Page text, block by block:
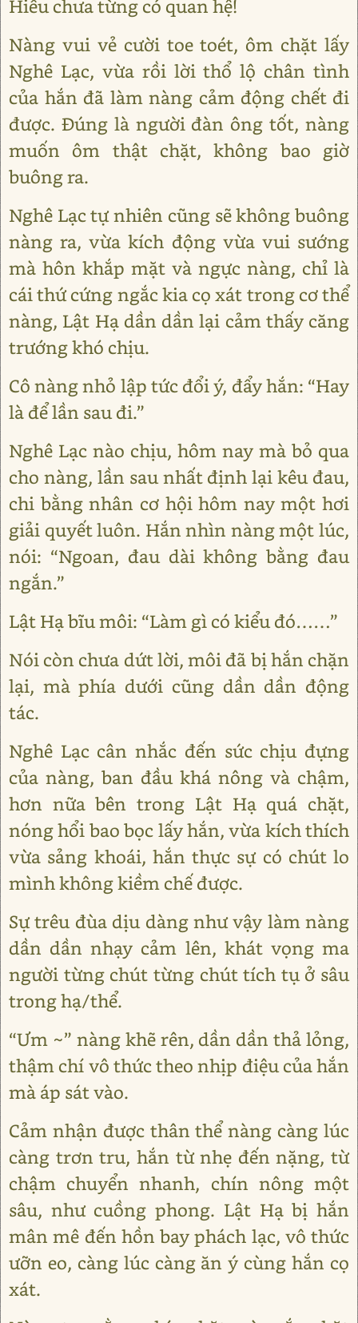
Hiểu chưa từng có quan hệ!
Nàng vui vẻ cười toe toét, ôm chặt lấy
Nghê Lạc, vừa rồi lời thổ lộ chân tình
của hắn đã làm nàng cảm động chết đi
được. Đúng là người đàn ông tốt, nàng
muốn ôm thật chặt, không bao giờ
buông ra.
Nghê Lạc tự nhiên cũng sẽ không buông
nàng ra, vừa kích động vừa vui sướng
mà hôn khắp mặt và ngực nàng, chỉ là
cái thứ cứng ngắc kia cọ xát trong cơ thể
nàng, Lật Hạ dần dần lại cảm thấy căng
trướng khó chịu.
Cô nàng nhỏ lập tức đổi ý, đẩy hắn: “Hay
là để lần sau đi.”
Nghê Lạc nào chịu, hôm nay mà bỏ qua
cho nàng, lần sau nhất định lại kêu đau,
chi bằng nhân cơ hội hôm nay một hơi
giải quyết luôn. Hắn nhìn nàng một lúc,
nói: “Ngoan, đau dài không bằng đau
ngắn.”
Lật Hạ bĩu môi: “Làm gì có kiểu đó……”
Nói còn chưa dứt lời, môi đã bị hắn chặn
lại, mà phía dưới cũng dần dần động
tác.
Nghê Lạc cân nhắc đến sức chịu đựng
của nàng, ban đầu khá nông và chậm,
hơn nữa bên trong Lật Hạ quá chặt,
nóng hổi bao bọc lấy hắn, vừa kích thích
vừa sảng khoái, hắn thực sự có chút lo
mình không kiềm chế được.
Sự trêu đùa dịu dàng như vậy làm nàng
dần dần nhạy cảm lên, khát vọng ma
người từng chút từng chút tích tụ ở sâu
trong hạ/thể.
“Ưm ~” nàng khẽ rên, dần dần thả lỏng,
thậm chí vô thức theo nhịp điệu của hắn
mà áp sát vào.
Cảm nhận được thân thể nàng càng lúc
càng trơn tru, hắn từ nhẹ đến nặng, từ
chậm chuyển nhanh, chín nông một
sâu, như cuồng phong. Lật Hạ bị hắn
mân mê đến hồn bay phách lạc, vô thức
ưỡn eo, càng lúc càng ăn ý cùng hắn cọ
xát.